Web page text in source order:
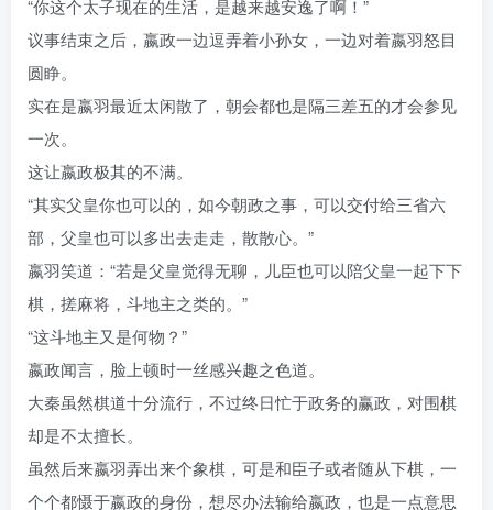
“你这个太子现在的生活，是越来越安逸了啊！”
议事结束之后，嬴政一边逗弄着小孙女，一边对着嬴羽怒目
圆睁。
实在是嬴羽最近太闲散了，朝会都也是隔三差五的才会参见
一次。
这让嬴政极其的不满。
“其实父皇你也可以的，如今朝政之事，可以交付给三省六
部，父皇也可以多出去走走，散散心。”
嬴羽笑道：“若是父皇觉得无聊，儿臣也可以陪父皇一起下下
棋，搓麻将，斗地主之类的。”
“这斗地主又是何物？”
嬴政闻言，脸上顿时一丝感兴趣之色道。
大秦虽然棋道十分流行，不过终日忙于政务的赢政，对围棋
却是不太擅长。
虽然后来嬴羽弄出来个象棋，可是和臣子或者随从下棋，一
个个都慑于嬴政的身份，想尽办法输给嬴政，也是一点意思